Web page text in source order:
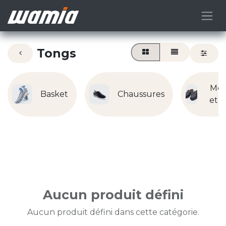
Tongs
Basket Chaussures
et
Aucun produit défini
Aucun produit défini dans cette catégorie.